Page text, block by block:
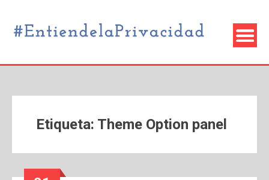
Etiqueta: Theme Option panel